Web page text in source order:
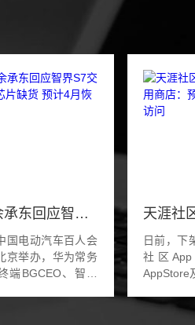
华为余承东回应智界S7交车慢：芯片缺货 预计4月恢复正常
国电动汽车百人会
京举办，华为常务
端BGCEO、智能
日前，下
社区
AppStore
7.3.0。目